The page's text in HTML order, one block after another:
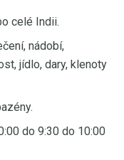
celé Indii.
nádobí,
jídlo, dary, klenoty
do 9:30 do 10:00